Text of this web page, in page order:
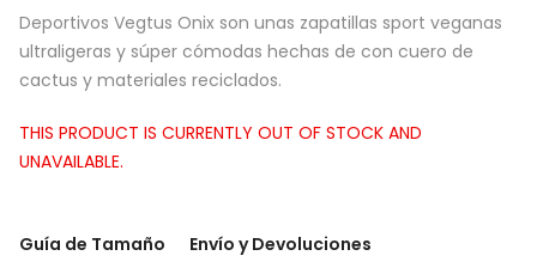
Deportivos Vegtus Onix son unas zapatillas sport veganas
ultraligeras y súper cómodas hechas de con cuero de
cactus y materiales reciclados.
THIS PRODUCT IS CURRENTLY OUT OF STOCK AND
UNAVAILABLE.
Guía de Tamaño Envío y Devoluciones